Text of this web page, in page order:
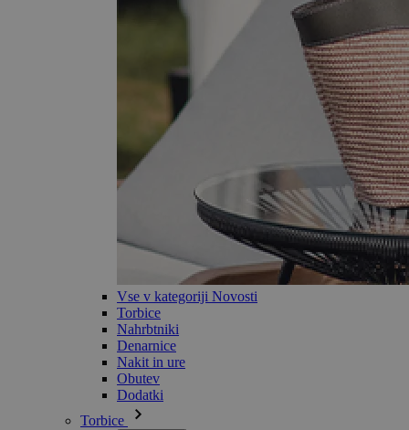
Vse v kategoriji Novosti
Torbice
Nahrbtniki
Denarnice
Nakit in ure
Obutev
Dodatki
Torbice